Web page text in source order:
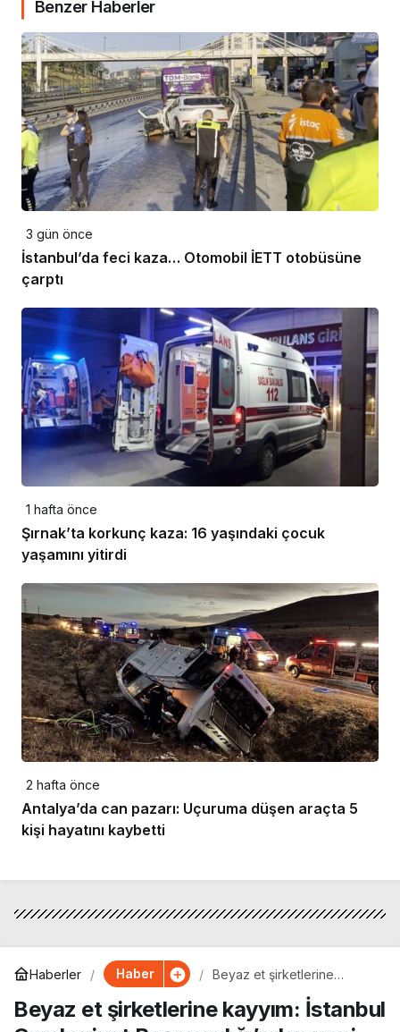
Benzer Haberler
3 gün önce
İstanbul’da feci kaza… Otomobil İETT otobüsüne
çarptı
1 hafta önce
Şırnak’ta korkunç kaza: 16 yaşındaki çocuk
yaşamını yitirdi
2 hafta önce
Antalya’da can pazarı: Uçuruma düşen araçta 5
kişi hayatını kaybetti
Haberler Haber
Beyaz et şirketlerine
Başsavcılığı’ndan yeni
açıklama
Beyaz et şirketlerine kayyım: İstanbul